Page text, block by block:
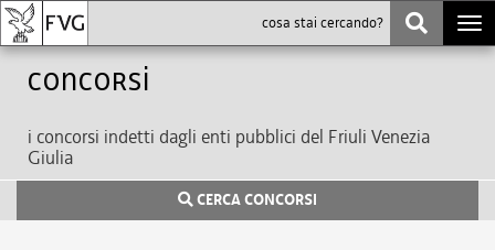
Concorsi
i concorsi indetti dagli enti pubblici del Friuli Venezia
Giulia
CERCA CONCORSI